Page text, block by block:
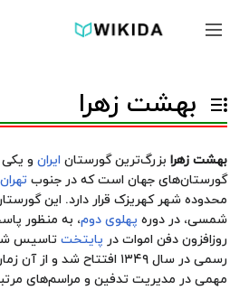
جمع و باز کردن نوار کناری
تغییر وضعیت فهرست محتویات بهشت زهرا
بهشت زهرا بزرگ‌ترینگورستان ایران و یکی
گورستان‌های جهان است که در جنوب تهران
محدوده شهرکهریزک
شمسی، در دوره پهلوی دوم، به منظور
روزافزون دفن اموات در پایتخت تاسیس
رسمی در سال ۱۳۴۹ افتتاح شد
مهمی در مدیریت تدفین و مراسم‌های